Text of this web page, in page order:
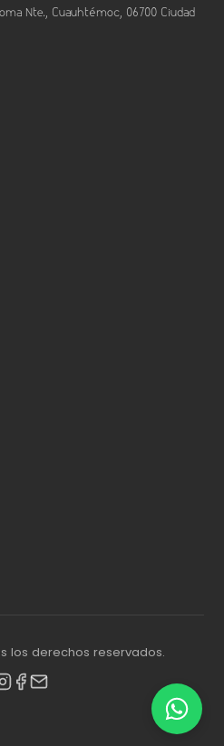
Nte., Cuauhtémoc, 06700 Ciudad
los derechos reservados.